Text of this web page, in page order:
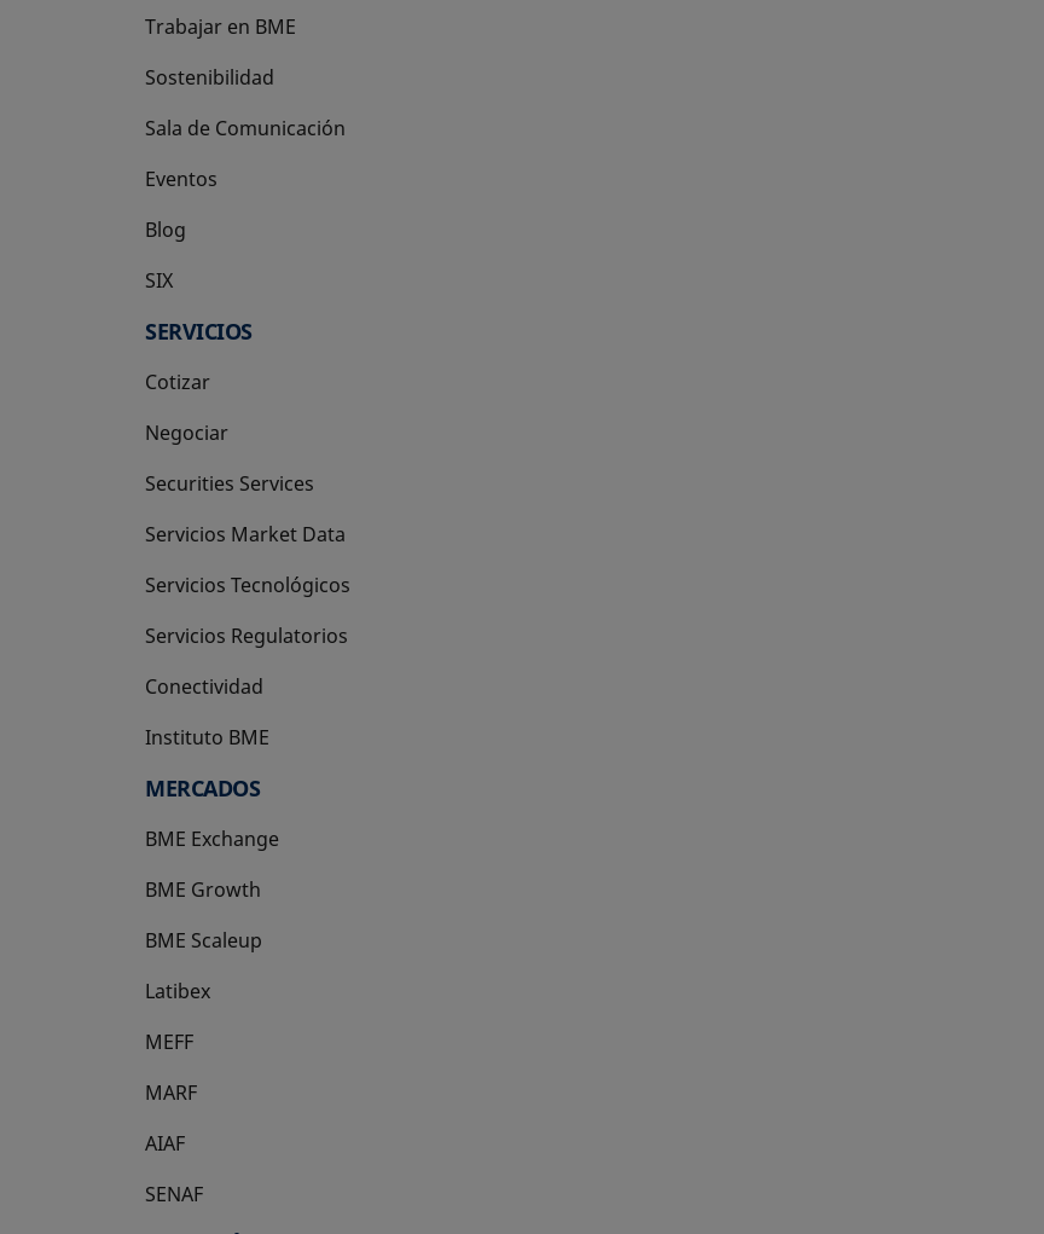
Trabajar en BME
Sostenibilidad
Sala de Comunicación
Eventos
Blog
SIX
se abre en una pestaña nueva
SERVICIOS
Cotizar
Negociar
Securities Services
Servicios Market Data
Servicios Tecnológicos
Servicios Regulatorios
Conectividad
Instituto BME
se abre en una pestaña nueva
MERCADOS
BME Exchange
BME Growth
se abre en una pestaña nueva
BME Scaleup
se abre en una pestaña nueva
Latibex
se abre en una pestaña nueva
MEFF
se abre en una pestaña nueva
MARF
AIAF
SENAF